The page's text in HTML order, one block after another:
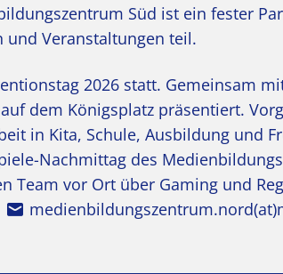
Süd ist ein fester
und Veranstaltungen teil.
2026 statt. Gemeinsam
dem Königsplatz präsentiert.
in Kita, Schule, Ausbildung und
Nachmittag des
Team vor Ort über Gaming und